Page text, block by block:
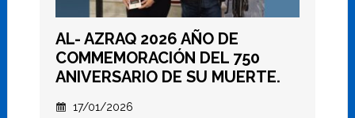
AL- AZRAQ 2026 AÑO DE
COMMEMORACIÓN DEL 750
ANIVERSARIO DE SU MUERTE.
17/01/2026